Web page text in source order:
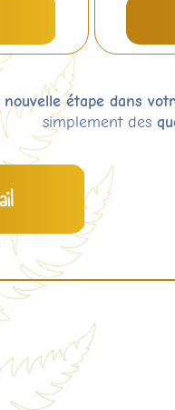
étape dans
simplement des